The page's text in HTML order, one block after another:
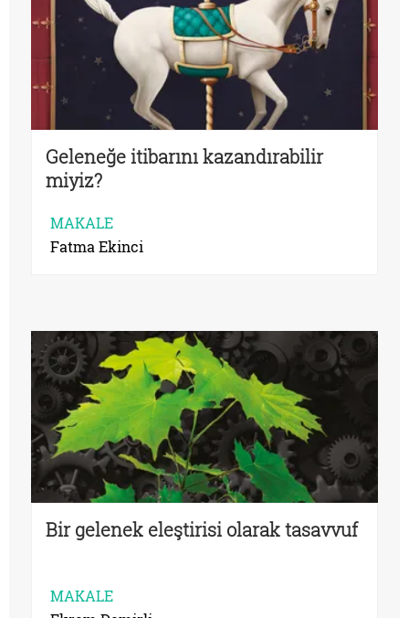
Geleneğe itibarını kazandırabilir
miyiz?
MAKALE
Fatma Ekinci
Bir gelenek eleştirisi olarak tasavvuf
MAKALE